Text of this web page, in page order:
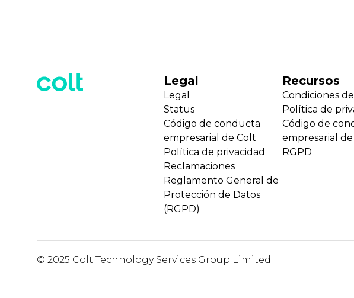
Legal
Legal
Status
Código de conducta
empresarial de Colt
Política de privacidad
Reclamaciones
Reglamento General de
Protección de Datos
(RGPD)
Recursos
Condiciones
Política de
Código de
empresarial
RGPD
© 2025 Colt Technology Services Group Limited